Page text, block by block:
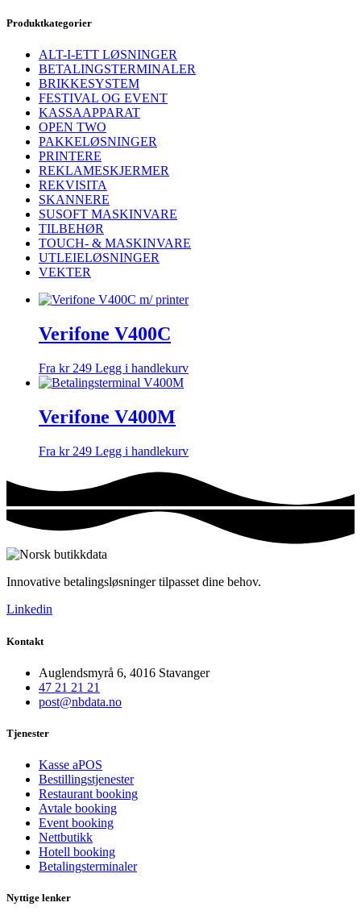
Produktkategorier
ALT-I-ETT LØSNINGER
BETALINGSTERMINALER
BRIKKESYSTEM
FESTIVAL OG EVENT
KASSAAPPARAT
OPEN TWO
PAKKELØSNINGER
PRINTERE
REKLAMESKJERMER
REKVISITA
SKANNERE
SUSOFT MASKINVARE
TILBEHØR
TOUCH- & MASKINVARE
UTLEIELØSNINGER
VEKTER
Verifone V400C
kr249 Legg i handlekurv
Verifone V400M
kr249 Legg i handlekurv
Innovative betalingsløsninger tilpasset dine behov.
Linkedin
Kontakt
Auglendsmyrå 6, 4016 Stavanger
47 21 21 21
post@nbdata.no
Tjenester
Kasse aPOS
Bestillingstjenester
Restaurant booking
Avtale booking
Event booking
Nettbutikk
Hotell booking
Betalingsterminaler
Nyttige lenker